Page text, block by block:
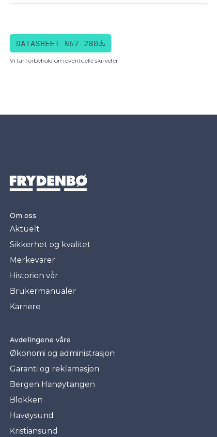
DATASHEET N67-280
Vi tar forbehold om eventuelle skrivefeil
Om oss
Aktuelt
Sikkerhet og kvalitet
Merkevarer
Historien vår
Brukermanualer
Karriere
Avdelingene våre
Økonomi og administrasjon
Garanti og reklamasjon
Bergen Hanøytangen
Blokken
Havøysund
Kristiansund